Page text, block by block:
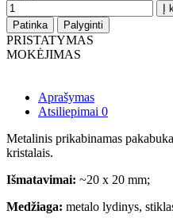
Į
Patinka
Palyginti
PRISTATYMAS
MOKĖJIMAS
Aprašymas
Atsiliepimai 0
Metalinis prikabinamas
kristalais.
Išmatavimai: ~20 x 20 mm;
Medžiaga: metalo lydinys,